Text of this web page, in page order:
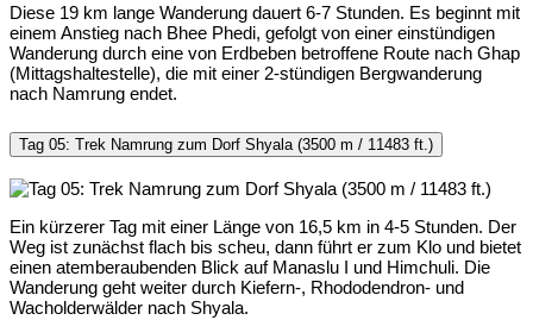
Diese 19 km lange Wanderung dauert 6-7 Stunden. Es beginnt mit
einem Anstieg nach Bhee Phedi, gefolgt von einer einstündigen
Wanderung durch eine von Erdbeben betroffene Route nach Ghap
(Mittagshaltestelle), die mit einer 2-stündigen Bergwanderung
nach Namrung endet.
Tag 05: Trek Namrung zum Dorf Shyala (3500 m / 11483 ft.)
Ein kürzerer Tag mit einer Länge von 16,5 km in 4-5 Stunden. Der
Weg ist zunächst flach bis scheu, dann führt er zum Klo und bietet
einen atemberaubenden Blick auf Manaslu I und Himchuli. Die
Wanderung geht weiter durch Kiefern-, Rhododendron- und
Wacholderwälder nach Shyala.